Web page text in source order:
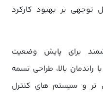
توجهی بر بهبود کارکرد
برای پایش وضعیت
راندمان بالا، طراحی تسمه
تر و سیستم های کنترل